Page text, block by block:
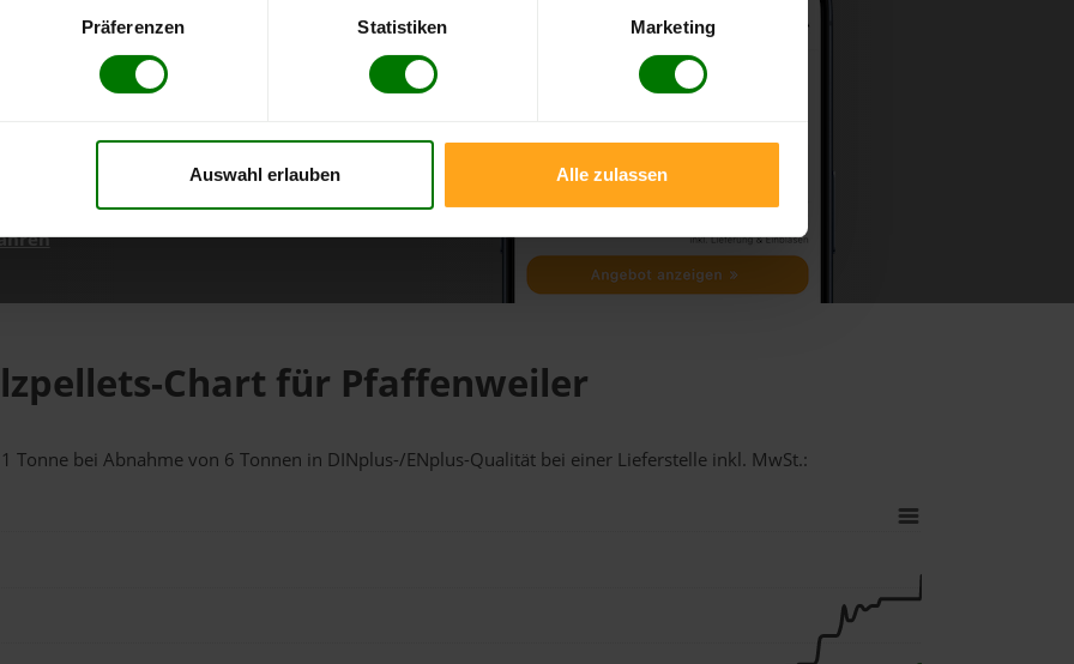
Präferenzen Statistiken Marketing
Auswahl erlauben Alle zulassen
aktuellen Stand
Chart für Pfaffenweiler
Tonne bei Abnahmevon 6 Tonnen in DINplus-/ENplus-Qualität bei einer Lieferstelle inkl. MwSt.: